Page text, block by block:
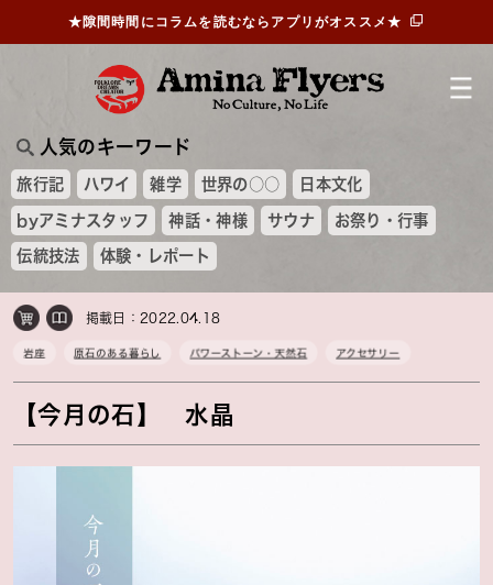
人気のキーワード
旅行記 ハワイ 雑学 世界の○○ 日本文化
byアミナスタッフ 神話・神様 サウナ お祭り・行事
伝統技法 体験・レポート
★隙間時間にコラムを読むならアプリがオススメ★
掲載日：2022.04.18
岩座 原石のある暮らし パワーストーン・天然石 アクセサリー
【今月の石】 水晶